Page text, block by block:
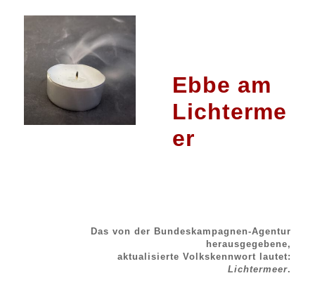
Ebbe am
Lichterme
er
Das von der Bundeskampagnen-Agentur
herausgegebene,
aktualisierte Volkskennwort lautet:
Lichtermeer.